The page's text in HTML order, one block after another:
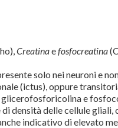
Creatinaefosfocreatina
solo nei neuroni e
(ictus), oppure
e
di densità delle cellule
indicativo di elevato